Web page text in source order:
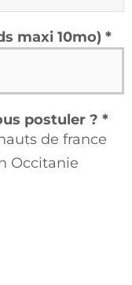
maxi 10mo) *
postuler ? *
de france
Occitanie